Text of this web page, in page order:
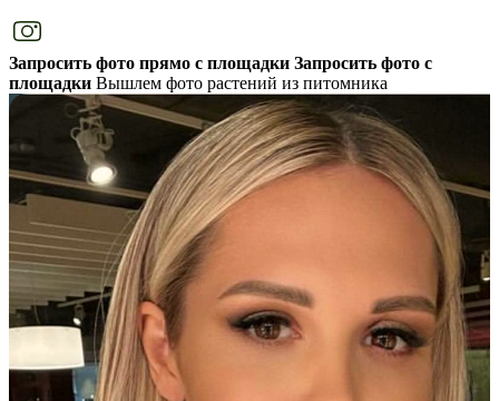
Запросить фото прямо с площадки Запросить фото с
площадки Вышлем фото растений из питомника